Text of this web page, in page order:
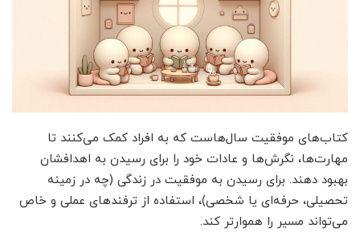
کتاب‌های موفقیت سال‌هاست که به افراد کمک می‌کنند تا
مهارت‌ها، نگرش‌ها و عادات خود را برای رسیدن به اهدافشان
بهبود دهند. برای رسیدن به موفقیت در زندگی (چه در زمینه
تحصیلی، حرفه‌ای یا شخصی)، استفاده از ترفندهای عملی و خاص
می‌تواند مسیر را هموارتر کند.